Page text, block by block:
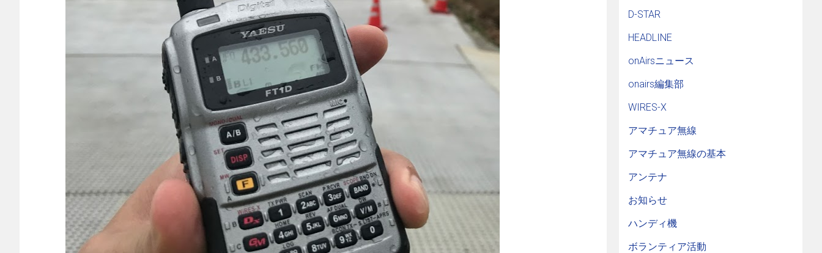
D-STAR
HEADLINE
onAirsニュース
onairs編集部
WIRES-X
アマチュア無線
アマチュア無線の基本
アンテナ
お知らせ
ハンディ機
ボランティア活動